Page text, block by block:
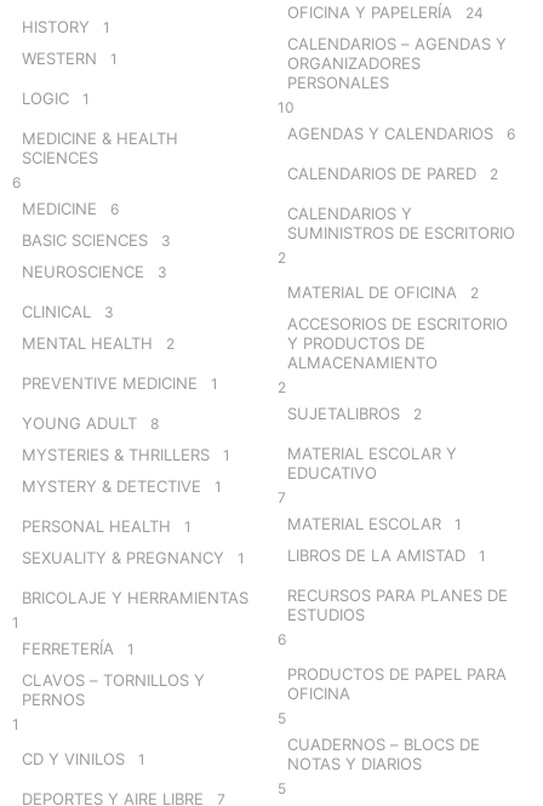
HISTORY 1
WESTERN 1
LOGIC 1
MEDICINE & HEALTH
SCIENCES
6
MEDICINE 6
BASIC SCIENCES 3
NEUROSCIENCE 3
CLINICAL 3
MENTAL HEALTH 2
PREVENTIVE MEDICINE 1
YOUNG ADULT 8
MYSTERIES & THRILLERS 1
MYSTERY & DETECTIVE 1
PERSONAL HEALTH 1
SEXUALITY & PREGNANCY 1
BRICOLAJE Y HERRAMIENTAS
1
FERRETERÍA 1
CLAVOS – TORNILLOS Y
PERNOS
1
CD Y VINILOS 1
DEPORTES Y AIRE LIBRE 7
OFICINA Y PAPELERÍA 24
CALENDARIOS – AGENDAS Y
ORGANIZADORES
PERSONALES
10
AGENDAS Y CALENDARIOS 6
CALENDARIOS DE PARED 2
CALENDARIOS Y
SUMINISTROS DE ESCRITORIO
2
MATERIAL DE OFICINA 2
ACCESORIOS DE ESCRITORIO
Y PRODUCTOS DE
ALMACENAMIENTO
2
SUJETALIBROS 2
MATERIAL ESCOLAR Y
EDUCATIVO
7
MATERIAL ESCOLAR 1
LIBROS DE LA AMISTAD 1
RECURSOS PARA PLANES DE
ESTUDIOS
6
PRODUCTOS DE PAPEL PARA
OFICINA
5
CUADERNOS – BLOCS DE
NOTAS Y DIARIOS
5